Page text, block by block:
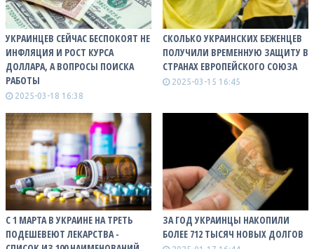
УКРАИНЦЕВ СЕЙЧАС БЕСПОКОЯТ НЕ
ИНФЛЯЦИЯ И РОСТ КУРСА
ДОЛЛАРА, А ВОПРОСЫ ПОИСКА
РАБОТЫ
2025-03-18 16:38
СКОЛЬКО УКРАИНСКИХ БЕЖЕНЦЕВ
ПОЛУЧИЛИ ВРЕМЕННУЮ ЗАЩИТУ В
СТРАНАХ ЕВРОПЕЙСКОГО СОЮЗА
2025-03-15 16:45
С 1 МАРТА В УКРАИНЕ НА ТРЕТЬ
ПОДЕШЕВЕЮТ ЛЕКАРСТВА -
ЗА ГОД УКРАИНЦЫ НАКОПИЛИ
БОЛЕЕ 712 ТЫСЯЧ НОВЫХ ДОЛГОВ